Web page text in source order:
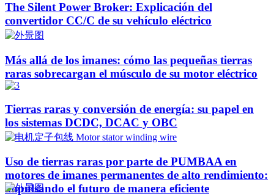
The Silent Power Broker: Explicación del
convertidor CC/C de su vehículo eléctrico
Más allá de los imanes: cómo las pequeñas tierras
raras sobrecargan el músculo de su motor eléctrico
Tierras raras y conversión de energía: su papel en
los sistemas DCDC, DCAC y OBC
Uso de tierras raras por parte de PUMBAA en
motores de imanes permanentes de alto rendimiento:
impulsando el futuro de manera eficiente